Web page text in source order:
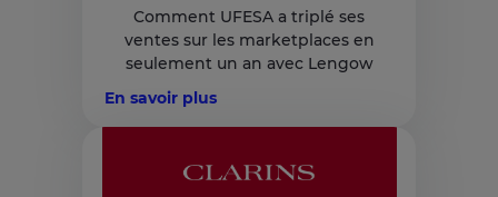
Comment UFESA a triplé ses
ventes sur les marketplaces en
seulement un an avec Lengow
En savoir plus